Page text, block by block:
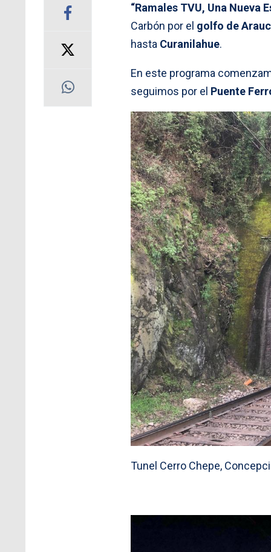
“Ramales TVU, Una Nueva
Carbón por el golfo de
hasta Curanilahue.
En este programa
seguimos por el Puente
Tunel Cerro Chepe,